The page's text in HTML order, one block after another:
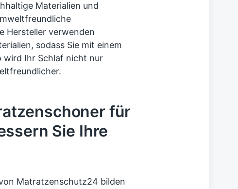
Materialien und
Hersteller verwenden
sodass Sie mit einem
wird Ihr Schlaf nicht nur
für
Sie Ihre
Matratzenschutz24 bilden